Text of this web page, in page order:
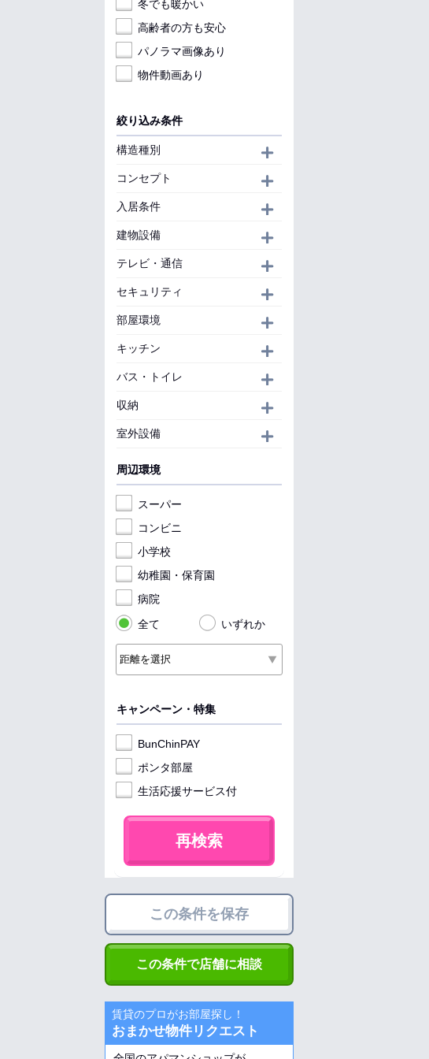
冬でも暖かい
高齢者の方も安心
パノラマ画像あり
物件動画あり
絞り込み条件
構造種別
コンセプト
入居条件
建物設備
テレビ・通信
セキュリティ
部屋環境
キッチン
バス・トイレ
収納
室外設備
周辺環境
スーパー
コンビニ
小学校
幼稚園・保育園
病院
全て
いずれか
キャンペーン・特集
BunChinPAY
ポンタ部屋
生活応援サービス付
再検索
この条件を保存
この条件で店舗に相談
賃貸のプロがお部屋探し！
おまかせ物件リクエスト